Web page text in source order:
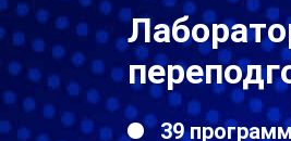
39